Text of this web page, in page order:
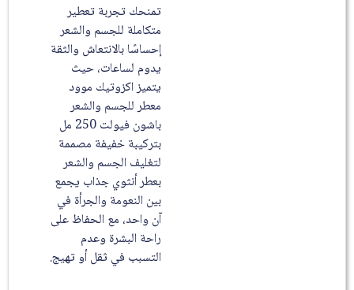
تمنحك تجربة تعطير
متكاملة للجسم والشعر
إحساسًا بالانتعاش والثقة
يدوم لساعات، حيث
يتميز اكزوتيك موود
معطر للجسم والشعر
باشون فيولت 250 مل
بتركيبة خفيفة مصممة
لتغليف الجسم والشعر
بعطر أنثوي جذاب يجمع
بين النعومة والجرأة في
آن واحد، مع الحفاظ على
راحة البشرة وعدم
التسبب في ثقل أو تهيج.